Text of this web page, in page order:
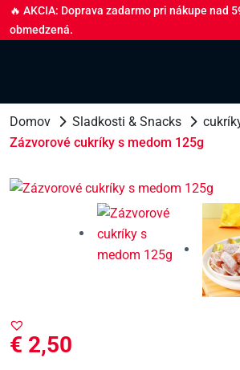
🔥 AKCIA: Doprava zadarmo pri nákupe nad
obmedzená.
Domov Sladkosti & Snacks
Zázvorové cukríky s medom 125g
€ 2,50